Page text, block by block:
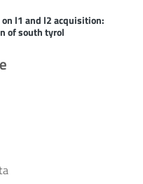
l1 and l2 acquisition:
of south tyrol